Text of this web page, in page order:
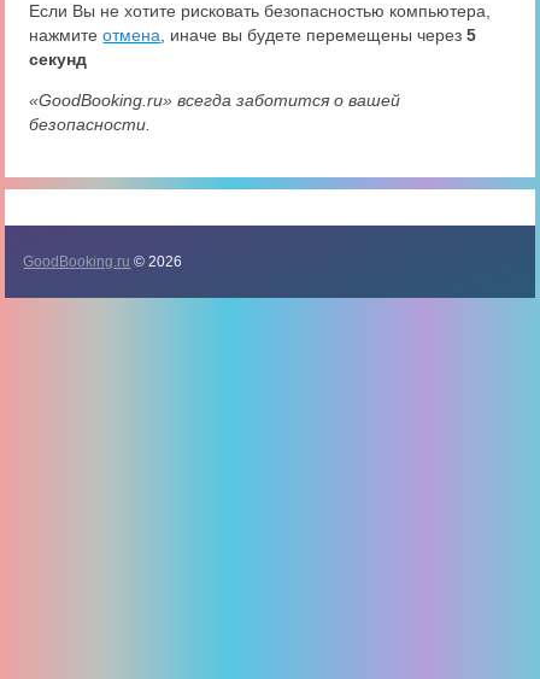
Если Вы не хотите рисковать безопасностью компьютера,
нажмитеотмена , иначе вы будете перемещены через5
секунд
«GoodBooking.ru» всегда заботится о вашей
безопасности.
GoodBooking.ru © 2026